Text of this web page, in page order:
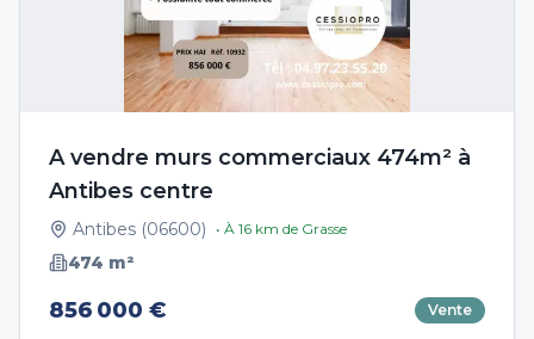
A vendre murs commerciaux 474m² à
Antibes centre
Antibes (06600) • À 16 km de Grasse
474 m²
856 000 € Vente